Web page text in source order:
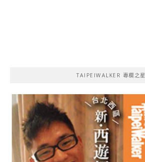
TAIPEIWALKER 專欄之星